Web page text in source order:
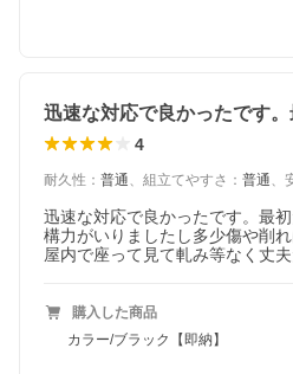
4
耐久性 ： 普通、 組立てやすさ ： 普通、
迅速な対応で良かったです。最
構力がいりましたし多少傷や削
屋内で座って見て軋み等なく丈
購入した商品
カラー/ブラック【即納】